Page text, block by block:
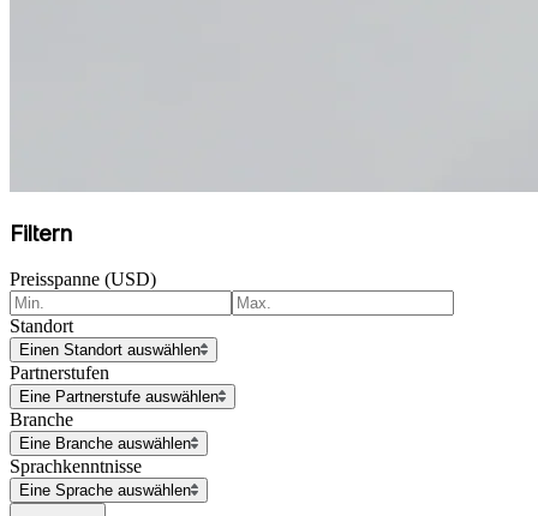
Filtern
Preisspanne (USD)
Standort
Einen Standort auswählen
Partnerstufen
Eine Partnerstufe auswählen
Branche
Eine Branche auswählen
Sprachkenntnisse
Eine Sprache auswählen